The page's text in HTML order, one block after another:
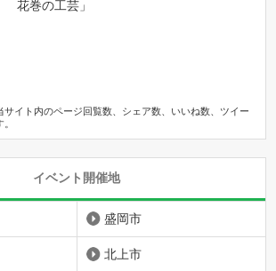
花巻の工芸」
イト内のページ回覧数、シェア数、いいね数、ツイー
イベント開催地
盛岡市
北上市